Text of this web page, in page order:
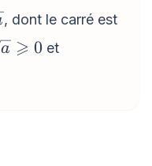
, dont le carré est
a ⩾ 0 et